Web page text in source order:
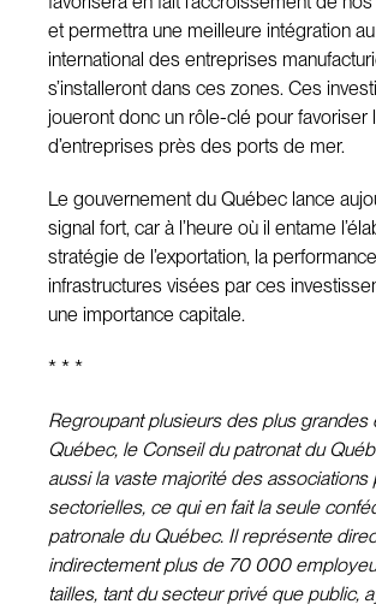
et permettra une meilleure intégration
international des entreprises
s’installeront dans ces zones. Ces
joueront donc un rôle-clé pour favoriser
d’entreprises près des ports de mer.
Le gouvernement du Québec lance
signal fort, car à l’heure où il entame
stratégie de l’exportation, la
infrastructures visées par ces
une importance capitale.
* * *
Regroupant plusieurs des plus grandes
Québec, le Conseil du patronat du
aussi la vaste majorité des associations
sectorielles, ce qui en fait la seule
patronale du Québec. Il représente
indirectement plus de 70 000
tailles, tant du secteur privé que public,